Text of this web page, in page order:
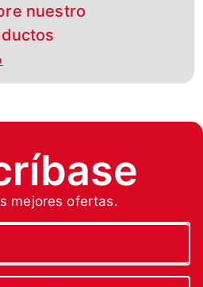
nuestro
mejores ofertas.